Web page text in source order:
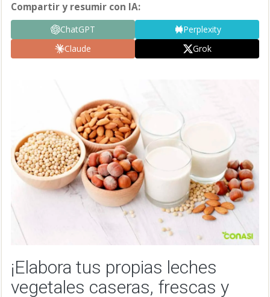
Compartir y resumir con IA:
ChatGPT
Perplexity
Claude
Grok
¡Elabora tus propias leches
vegetales caseras, frescas y